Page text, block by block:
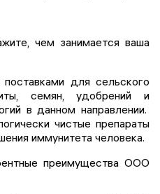
чем занимается ваша
для сельского
семян, удобрений и
в данном направлении.
чистые препараты
иммунитета человека.
преимущества ООО